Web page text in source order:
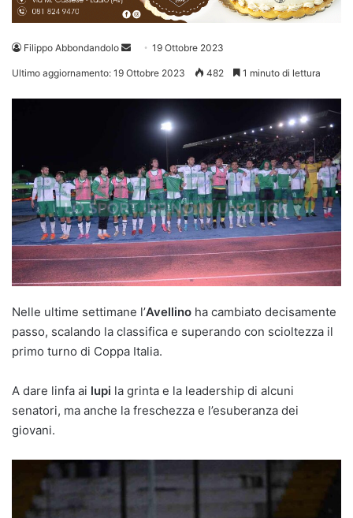
Filippo Abbondandolo
Invia 19 Ottobre 2023
Ultimo aggiornamento: 19 Ottobre 2023 482 1 minuto di lettura
Nelle ultime settimane l’Avellino ha cambiato decisamente
passo, scalando la classifica e superando con scioltezza il
primo turno di Coppa Italia.
A dare linfa ai lupi la grinta e la leadership di alcuni
senatori, ma anche la freschezza e l’esuberanza dei
giovani.